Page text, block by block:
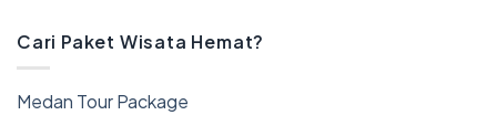
Cari Paket Wisata Hemat?
Medan Tour Package